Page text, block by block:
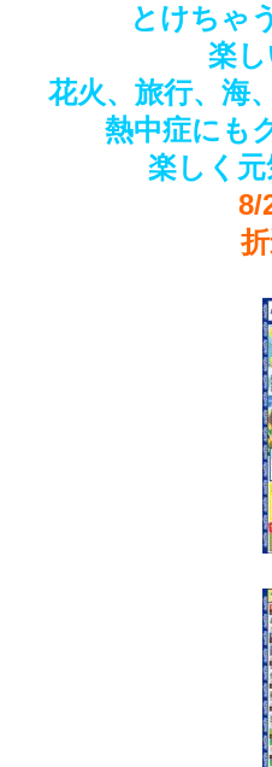
とけちゃ
楽
花火、旅行、海
熱中症にも
楽しく
8/